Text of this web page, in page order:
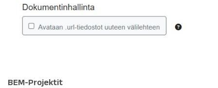
BEM-Projektit